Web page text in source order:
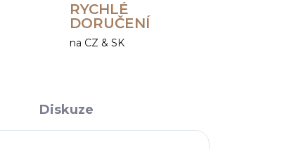
RYCHLÉ
DORUČENÍ
na CZ & SK
Diskuze